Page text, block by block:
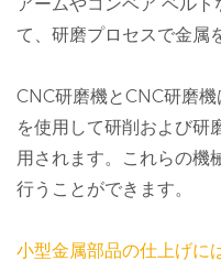
アームやコンベア ベル
て、研磨プロセスで金属
CNC研磨機とCNC研磨
を使用して研削および研
用されます。これらの機
行うことができます。
小型金属部品の仕上げに